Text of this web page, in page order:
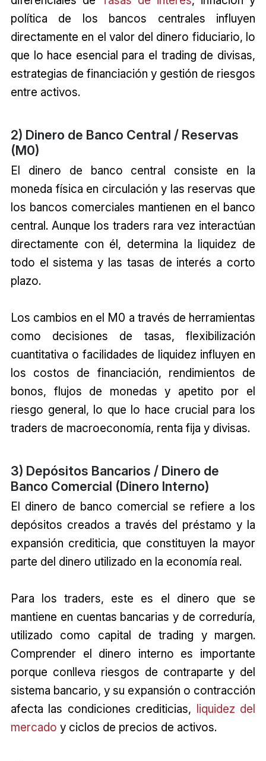
política de los bancos centrales influyen
directamente en el valor del dinero fiduciario, lo
que lo hace esencial para el trading de divisas,
estrategias de financiación y gestión de riesgos
entre activos.
2) Dinero de Banco Central / Reservas
(M0)
El dinero de banco central consiste en la
moneda física en circulación y las reservas que
los bancos comerciales mantienen en el banco
central. Aunque los traders rara vez interactúan
directamente con él, determina la liquidez de
todo el sistema y las tasas de interés a corto
plazo.
Los cambios en el M0 a través de herramientas
como decisiones de tasas, flexibilización
cuantitativa o facilidades de liquidez influyen en
los costos de financiación, rendimientos de
bonos, flujos de monedas y apetito por el
riesgo general, lo que lo hace crucial para los
traders de macroeconomía, renta fija y divisas.
3) Depósitos Bancarios / Dinero de
Banco Comercial (Dinero Interno)
El dinero de banco comercial se refiere a los
depósitos creados a través del préstamo y la
expansión crediticia, que constituyen la mayor
parte del dinero utilizado en la economía real.
Para los traders, este es el dinero que se
mantiene en cuentas bancarias y de correduría,
utilizado como capital de trading y margen.
Comprender el dinero interno es importante
porque conlleva riesgos de contraparte y del
sistema bancario, y su expansión o contracción
afecta las condiciones crediticias, liquidez del
mercado y ciclos de precios de activos.